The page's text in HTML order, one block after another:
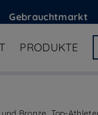
Gebrauchtmarkt
PRODUKTE